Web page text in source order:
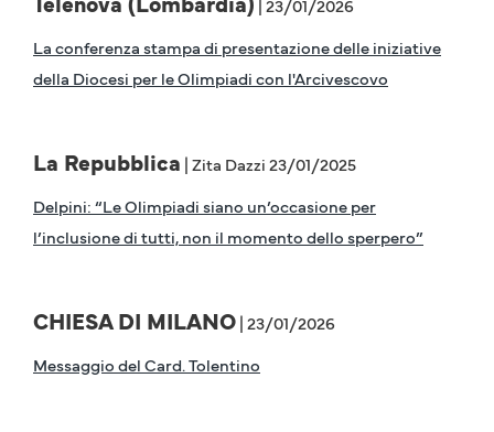
| 23/01/2026
La conferenza stampa di presentazione delle iniziative
della Diocesi per le Olimpiadi con l'Arcivescovo
La Repubblica | Zita Dazzi 23/01/2025
Delpini: “Le Olimpiadi siano un’occasione per
l’inclusione di tutti, non il momento dello sperpero”
CHIESA DI MILANO| 23/01/2026
Messaggio del Card. Tolentino